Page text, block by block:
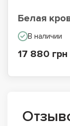
Белая
В наличии
17 880 грн